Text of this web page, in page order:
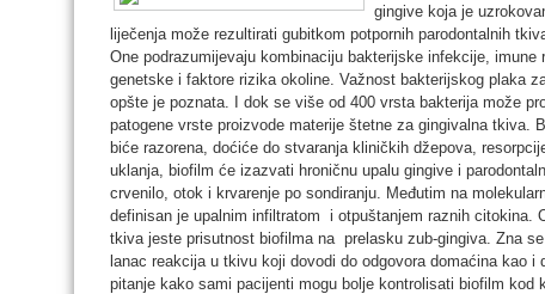
gingive koja je
liječenja može rezultirati gubitkom potpornih parodontalnih
One podrazumijevaju kombinaciju bakterijske infekcije,
genetske i faktore rizika okoline. Važnost bakterijskog plaka
opšte je poznata. I dok se više od 400 vrsta bakterija može
patogene vrste proizvode materije štetne za gingivalna tkiva.
biće razorena, doćiće do stvaranja kliničkih džepova,
uklanja, biofilm će izazvati hroničnu upalu gingive i
crvenilo, otok i krvarenje po sondiranju. Međutim na
definisan je upalnim infiltratom i otpuštanjem raznih citokina.
tkiva jeste prisutnost biofilma na prelasku zub-gingiva. Zna
lanac reakcija u tkivu koji dovodi do odgovora domaćina kao
pitanje kako sami pacijenti mogu bolje kontrolisati biofilm kod